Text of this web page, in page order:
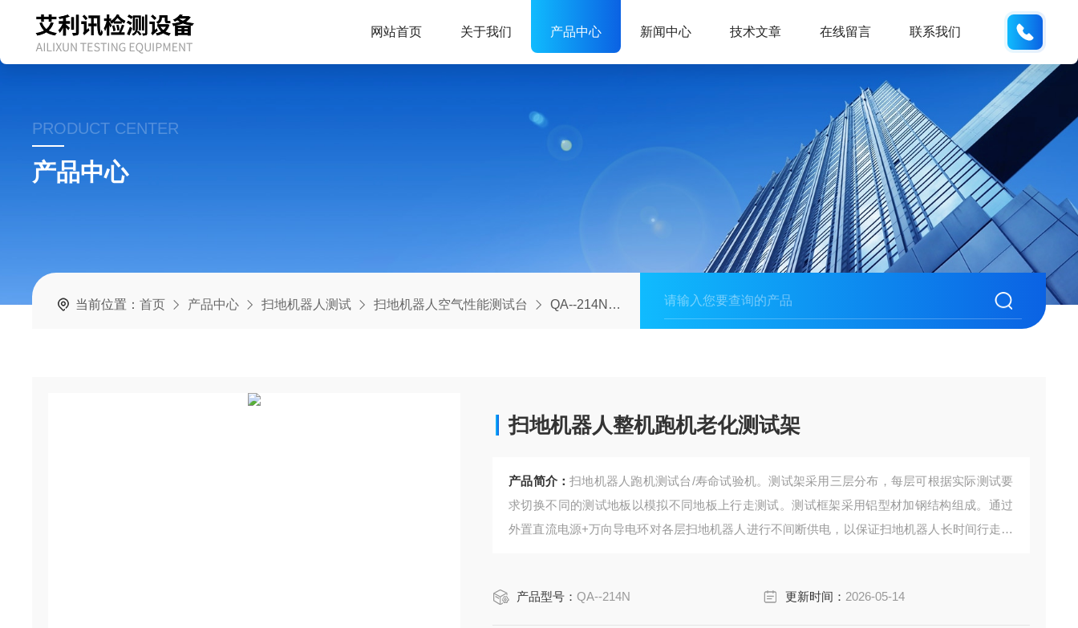
网站首页 关于我们 产品中心 新闻中心 技术文章 在线留言 联系我们
PRODUCT CENTER
产品中心
当前位置：首页 产品中心 扫地机器人测试 扫地机器人空气性能测试台 QA--214N扫地机器人整机跑机老化测试架
扫地机器人整机跑机老化测试架
产品简介：扫地机器人跑机测试台/寿命试验机。测试架采用三层分布，每层可根据实际测试要
求切换不同的测试地板以模拟不同地板上行走测试。测试框架采用铝型材加钢结构组成。通过
外置直流电源+万向导电环对各层扫地机器人进行不间断供电，以保证扫地机器人长时间行走寿
产品型号：QA--214N 更新时间： 2026-05-14